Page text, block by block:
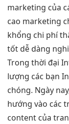
marketing của
cao marketing
khổng chi phí
tốt dễ dàng
Trong thời đại
lượng các bạn
chóng. Ngày
hướng vào các
content của